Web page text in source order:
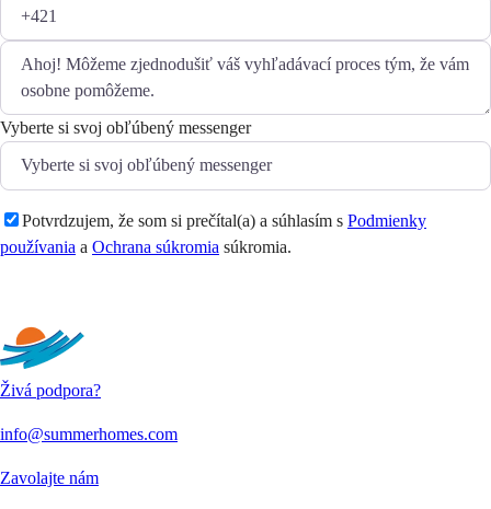
Vyberte si svoj obľúbený messenger
Potvrdzujem, že som si prečítal(a) a súhlasím s Podmienky
používania a Ochrana súkromia súkromia.
Živá podpora?
info@summerhomes.com
Zavolajte nám